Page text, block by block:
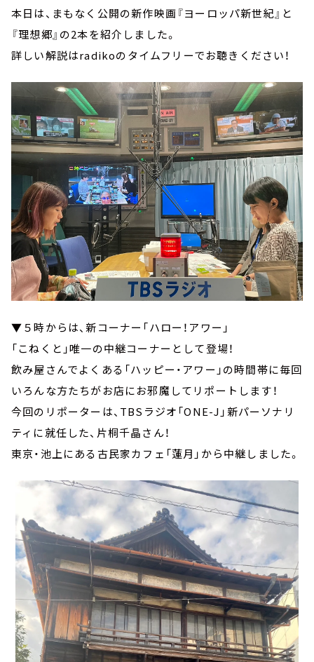
本日は、まもなく公開の新作映画『ヨーロッパ新世紀』と
『理想郷』の2本を紹介しました。
詳しい解説はradikoのタイムフリーでお聴きください！
▼５時からは、新コーナー「ハロー！アワー」
「こねくと」唯一の中継コーナーとして登場！
飲み屋さんでよくある「ハッピー・アワー」の時間帯に毎回
いろんな方たちがお店にお邪魔してリポートします！
今回のリポーターは、TBSラジオ「ONE-J」新パーソナリ
ティに就任した、片桐千晶さん！
東京・池上にある古民家カフェ「蓮月」から中継しました。